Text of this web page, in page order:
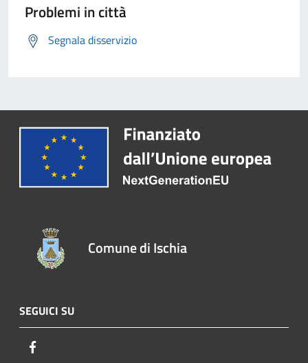
Problemi in città
Segnala disservizio
Comune di Ischia
SEGUICI SU